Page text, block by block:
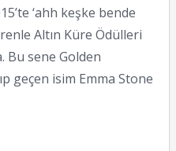
‘ahh keşke bende
Altın Küre Ödülleri
Bu sene Golden
geçen isim Emma Stone